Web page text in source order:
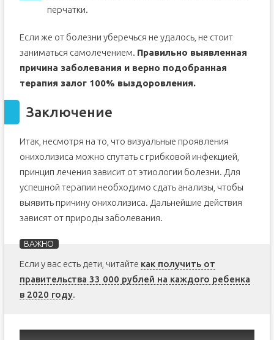
перчатки.
Если же от болезни уберечься не удалось, не стоит
заниматься самолечением. Правильно выявленная
причина заболевания и верно подобранная
терапия залог 100% выздоровления.
Заключение
Итак, несмотря на то, что визуальные проявления
онихолизиса можно спутать с грибковой инфекцией,
принцип лечения зависит от этиологии болезни. Для
успешной терапии необходимо сдать анализы, чтобы
выявить причину онихолизиса. Дальнейшие действия
зависят от природы заболевания.
Если у вас есть дети, читайте как получить от
правительства 33 000 рублей на каждого ребенка
в 2020 году.